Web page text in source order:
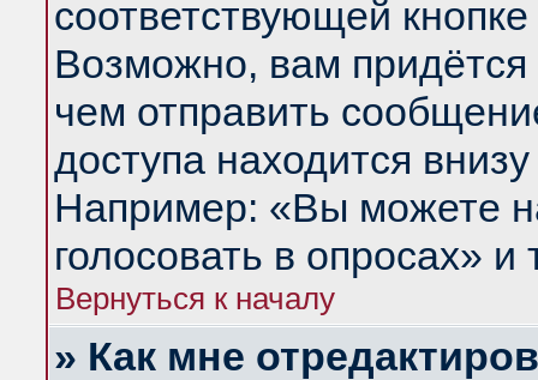
соответствующей
Возможно, вам придётся
чем отправить
доступа находится
Например: «Вы можете
голосовать в опросах» и
Вернуться к началу
» Как мне